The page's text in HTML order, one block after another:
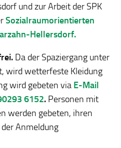
und zur Arbeit der SPK
Sozialraumorientierten
Hellersdorf.
Da der Spaziergang unter
wird wetterfeste Kleidung
wird gebeten via E-Mail
6152. Personen mit
werden gebeten, ihren
Anmeldung